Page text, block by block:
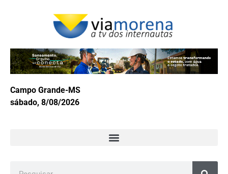
Campo Grande-MS
sábado, 8/08/2026